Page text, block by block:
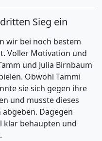
Sieg ein
wir bei noch bestem
Voller Motivation und
und Julia Birnbaum
Obwohl Tammi
sie sich gegen ihre
und musste dieses
Dagegen
klar behaupten und